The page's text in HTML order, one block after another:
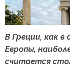
В Греции, как
Европы,
считается